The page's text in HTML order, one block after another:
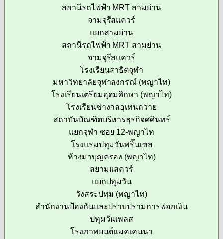
สถานีรถไฟฟ้า MRT สามย่าน
จามจุรีสแควร์
แยกสามย่าน
สถานีรถไฟฟ้า MRT สามย่าน
จามจุรีสแควร์
โรงเรียนสาธิตจุฬา
มหาวิทยาลัยจุฬาลงกรณ์ (พญาไท)
โรงเรียนเตรียมอุดมศึกษา (พญาไท)
โรงเรียนช่างกลอุเทนถวาย
สถาบันบัณฑิตบริหารธุรกิจศศินทร์
แยกจุฬา ซอย 12-พญาไท
โรงแรมปทุมวันพริ๊นเซส
ห้างมาบุญครอง (พญาไท)
สยามแสควร์
แยกปทุมวัน
วังสระปทุม (พญาไท)
สำนักงานป้องกันและปราบปรามการฟอกเงิน
ปทุมวันเพลส
โรงภาพยนต์แมคเคนนา